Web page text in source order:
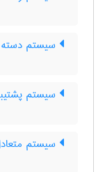
سیستم
سیستم
سیستم